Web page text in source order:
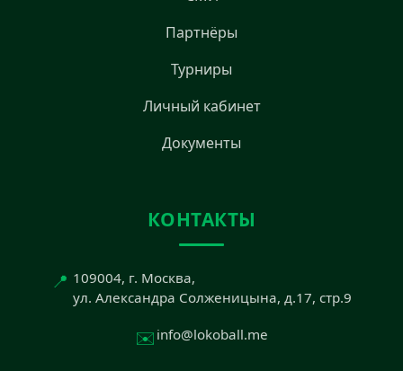
Партнёры
Турниры
Личный кабинет
Документы
КОНТАКТЫ
📍 109004, г. Москва,
ул. Александра Солженицына, д.17, стр.9
✉️ info@lokoball.me